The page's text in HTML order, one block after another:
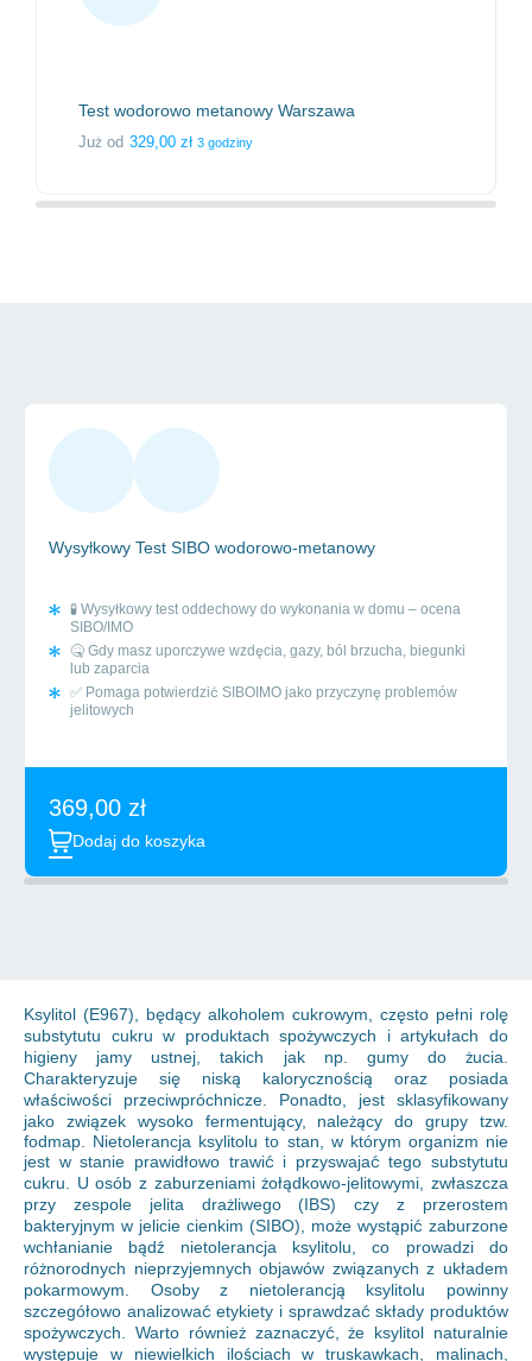
Test wodorowo metanowy Warszawa
Już od 329,00zł 3 godziny
Wysyłkowy Test SIBO wodorowo-metanowy
🧪 Wysyłkowy test oddechowy do wykonania w domu – ocena
SIBO/IMO
🤒 Gdy masz uporczywe wzdęcia, gazy, ból brzucha, biegunki
lub zaparcia
✅ Pomaga potwierdzić SIBOIMO jako przyczynę problemów
jelitowych
369,00 zł
Dodaj do koszyka
Ksylitol (E967), będący alkoholem cukrowym, często pełni rolę
substytutu cukru w produktach spożywczych i artykułach do
higieny jamy ustnej, takich jak np. gumy do żucia.
Charakteryzuje się niską kalorycznością oraz posiada
właściwości przeciwpróchnicze. Ponadto, jest sklasyfikowany
jako związek wysoko fermentujący, należący do grupy tzw.
fodmap. Nietolerancja ksylitolu to stan, w którym organizm nie
jest w stanie prawidłowo trawić i przyswajać tego substytutu
cukru. U osób z zaburzeniami żołądkowo-jelitowymi, zwłaszcza
przy zespole jelita drażliwego (IBS) czy z przerostem
bakteryjnym w jelicie cienkim (SIBO), może wystąpić zaburzone
wchłanianie bądź nietolerancja ksylitolu, co prowadzi do
różnorodnych nieprzyjemnych objawów związanych z układem
pokarmowym. Osoby z nietolerancją ksylitolu powinny
szczegółowo analizować etykiety i sprawdzać składy produktów
spożywczych. Warto również zaznaczyć, że ksylitol naturalnie
występuje w niewielkich ilościach w truskawkach, malinach,